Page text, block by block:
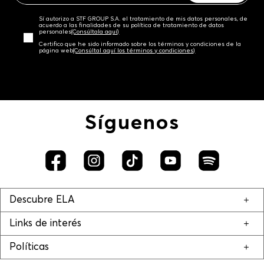
Sí autorizo a STF GROUP S.A. el tratamiento de mis datos personales, de
acuerdo a las finalidades de su política de tratamiento de datos
personales‎(Consúltala aquí)
Certifico que he sido informado sobre los términos y condiciones de la
página web‎(Consúltal aquí los términos y condiciones)
Síguenos
Descubre ELA
Links de interés
Políticas